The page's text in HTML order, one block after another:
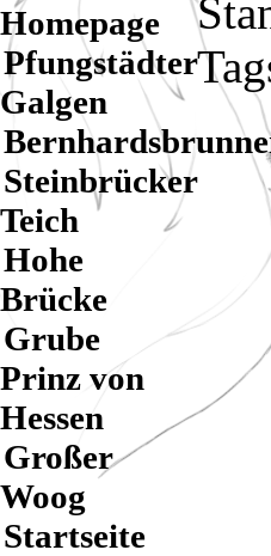
Homepage
Pfungstädter
Galgen
Steinbrücker
Teich
Hohe
Brücke
Grube
Prinz von
Hessen
Großer
Woog
Startseite